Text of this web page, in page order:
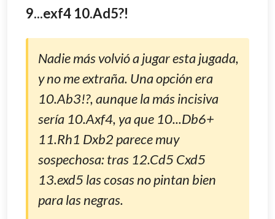
9...exf4 10.Ad5?!
Nadie más volvió a jugar esta jugada,
y no me extraña. Una opción era
10.Ab3!?, aunque la más incisiva
sería 10.Axf4, ya que 10...Db6+
11.Rh1 Dxb2 parece muy
sospechosa: tras 12.Cd5 Cxd5
13.exd5 las cosas no pintan bien
para las negras.